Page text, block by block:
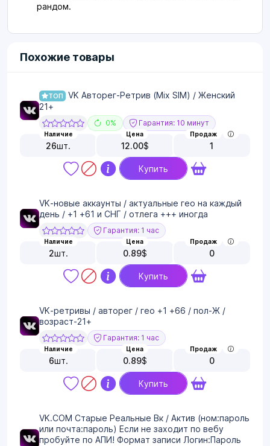
рандом.
Похожие товары
ТОП
VK Авторег-Ретрив (Mix SIM) / Женский
21+
0% Гарантия: 10 минут
Наличие
26шт.
Цена
12.00$
Продаж
1
Купить
VK-новые аккаунты / актуальные гео на каждый
день / +1 +61 и СНГ / отлега +++ иногда
Гарантия: 1 час
Наличие
2шт.
Цена
0.89$
Продаж
0
Купить
VK-ретривы / авторег / гео +1 +66 / пол-Ж /
возраст-21+
Гарантия: 1 час
Наличие
6шт.
Цена
0.89$
Продаж
0
Купить
VK.COM Старые Реальные Вк / Актив (ном:пароль
или почта:пароль) Если не заходит по вебу
пробуйте по АПИ! Формат записи Логин:Пароль